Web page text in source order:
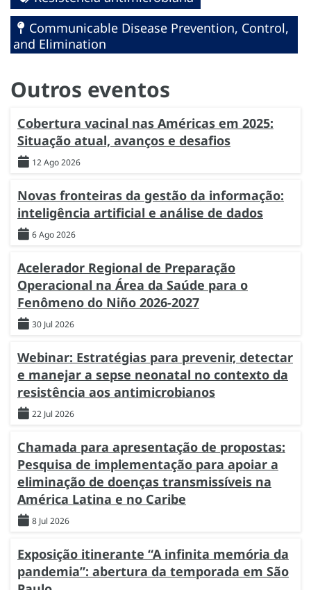
Communicable Disease Prevention, Control,
and Elimination
Outros eventos
Cobertura vacinal nas Américas em 2025:
Situação atual, avanços e desafios
12 Ago 2026
Novas fronteiras da gestão da informação:
inteligência artificial e análise de dados
6 Ago 2026
Acelerador Regional de Preparação
Operacional na Área da Saúde para o
Fenômeno do Niño 2026-2027
30 Jul 2026
Webinar: Estratégias para prevenir, detectar
e manejar a sepse neonatal no contexto da
resistência aos antimicrobianos
22 Jul 2026
Chamada para apresentação de propostas:
Pesquisa de implementação para apoiar a
eliminação de doenças transmissíveis na
América Latina e no Caribe
8 Jul 2026
Exposição itinerante “A infinita memória da
pandemia”: abertura da temporada em São